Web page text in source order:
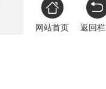
网站首页
返回